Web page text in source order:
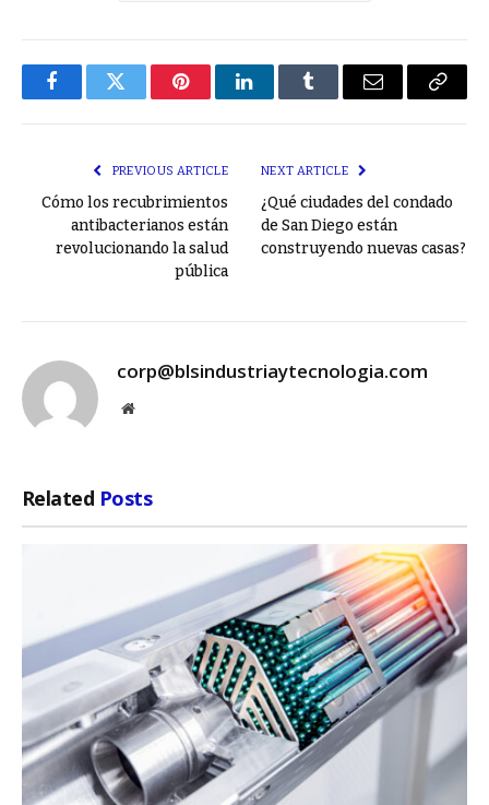
FacebookTwitter PinterestLinkedInTumblr Email
Copy
PREVIOUS ARTICLE
Cómo los recubrimientos
antibacterianos están
revolucionando la salud
pública
NEXT ARTICLE
¿Qué ciudades del condado
de San Diego están
construyendo nuevas casas?
corp@blsindustriaytecnologia.com
Website
Related Posts